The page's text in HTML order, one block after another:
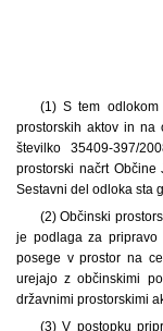
(1) S tem
prostorskih aktov in na
številko 35409-397/
prostorski načrt
Sestavni del odloka sta
(2) Občinski
je podlaga za pripravo
posege v prostor na
urejajo z občinskimi
državnimi prostorskimi
(3) V postopku